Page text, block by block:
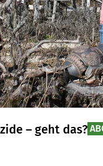
– geht das?